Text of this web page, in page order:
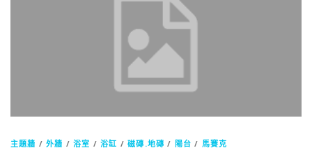
主題牆 /外牆 /浴室 /浴缸 /磁磚.地磚 / 陽台 / 馬賽克